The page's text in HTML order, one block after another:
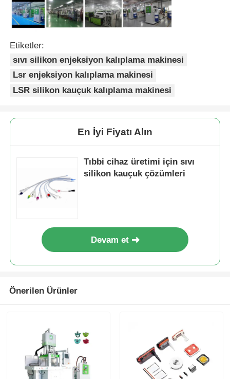
Etiketler:
sıvı silikon enjeksiyon kalıplama makinesi
Lsr enjeksiyon kalıplama makinesi
LSR silikon kauçuk kalıplama makinesi
En İyi Fiyatı Alın
Tıbbi cihaz üretimi için sıvı
silikon kauçuk çözümleri
Devam et
Önerilen Ürünler